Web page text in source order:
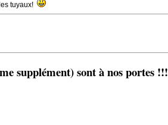
tuyaux!
supplément) sont à nos portes !!!